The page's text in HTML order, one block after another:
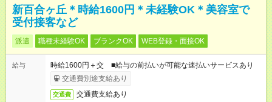
新百合ヶ丘＊時給1600円＊未経験OK＊美容室で
受付接客など
派遣 職種未経験OK ブランクOK WEB登録・面接OK
給与
時給1600円＋交 ■給与の前払いが可能な速払いサービスあり
交通費別途支給あり
交通費 交通費支給あり